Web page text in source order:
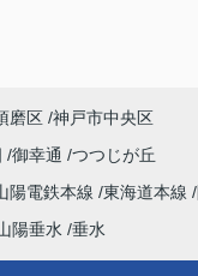
磨区 神戸市中央区
御幸通
つつじが丘
陽電鉄本線 東海道本線
陽垂水 垂水